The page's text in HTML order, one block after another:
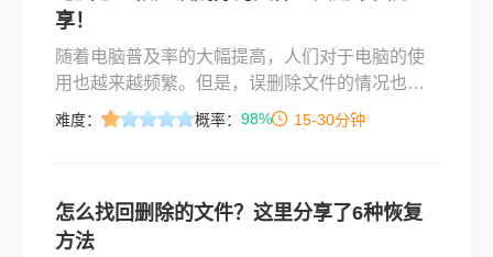
享！
随着电脑普及率的大幅提高，人们对于电脑的使
用也越来越频繁。但是，误删除文件的情况也时
有发生。误删除的文件可能是我们演示文稿、重
情。本文将为您介绍电脑怎么恢复误删除的文件
的方法，帮助您高效地找回误删除的文件。
难度： 概率： 98% 15-30分钟
怎么找回删除的文件？这里分享了6种恢复
方法